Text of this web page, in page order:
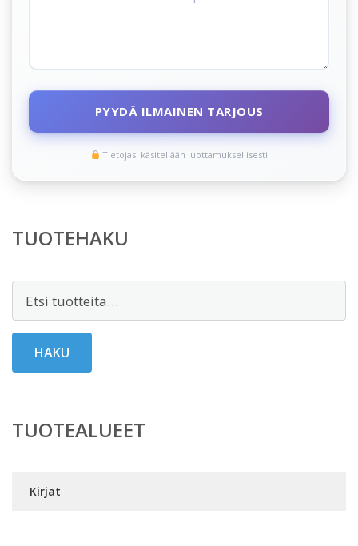
PYYDÄ ILMAINEN TARJOUS
Tietojasi käsitellään luottamuksellisesti
TUOTEHAKU
HAKU
TUOTEALUEET
Kirjat